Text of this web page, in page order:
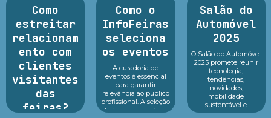
Como
estreitar
relacionam
ento com
clientes
visitantes
das
feiras?
Como o
InfoFeiras
seleciona
os eventos
A curadoria de
eventos é essencial
para garantir
relevância ao público
profissional. A seleção
de feiras de negócios
Salão do
Automóvel
2025
O Salão do Automóvel
2025 promete reunir
tecnologia,
tendências,
novidades,
mobilidade
sustentável e
inovação em um só